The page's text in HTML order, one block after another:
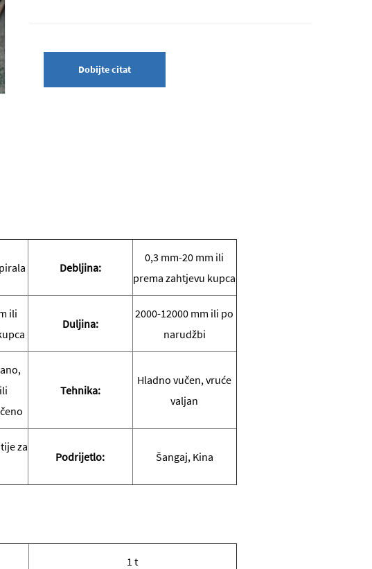
Dobijte citat
Debljina:
0,3 mm-20 mm ili
prema zahtjevu kupca
ili
Duljina:
2000-12000 mm ili po
narudžbi
Tehnika:
Hladno vučen, vruće
valjan
za
Podrijetlo: Šangaj, Kina
1 t